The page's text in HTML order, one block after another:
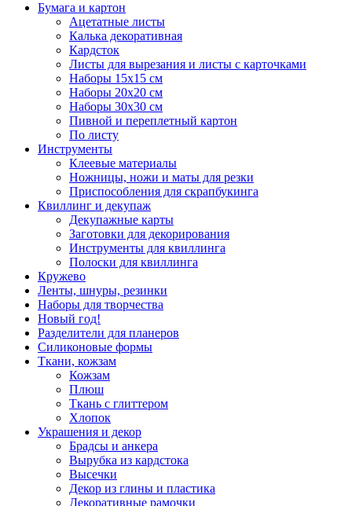
Бумага и картон
Ацетатные листы
Калька декоративная
Кардсток
Листы для вырезания и листы с карточками
Наборы 15х15 см
Наборы 20х20 см
Наборы 30х30 см
Пивной и переплетный картон
По листу
Инструменты
Клеевые материалы
Ножницы, ножи и маты для резки
Приспособления для скрапбукинга
Квиллинг и декупаж
Декупажные карты
Заготовки для декорирования
Инструменты для квиллинга
Полоски для квиллинга
Кружево
Ленты, шнуры, резинки
Наборы для творчества
Новый год!
Разделители для планеров
Силиконовые формы
Ткани, кожзам
Кожзам
Плюш
Ткань с глиттером
Хлопок
Украшения и декор
Брадсы и анкера
Вырубка из кардстока
Высечки
Декор из глины и пластика
Декоративные рамочки